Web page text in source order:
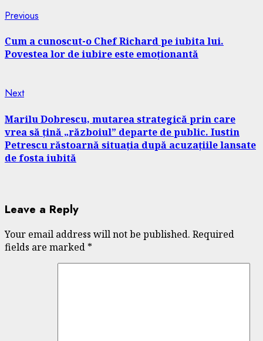
Continue
Reading
Previous
Cum a cunoscut-o Chef Richard pe iubita lui.
Povestea lor de iubire este emoționantă
NextNext
Marilu Dobrescu, mutarea strategică prin care
vrea să țină „războiul” departe de public. Iustin
Petrescu răstoarnă situația după acuzațiile lansate
de fosta iubită
Leave a Reply
Your email address will not be published. Required
fields are marked *